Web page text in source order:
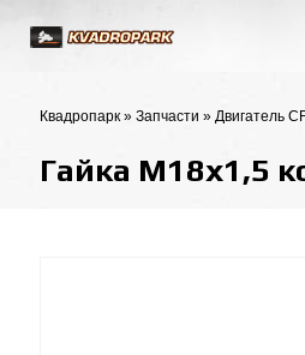
Квадропарк » Запчасти » Двигатель
Гайка М18х1,5